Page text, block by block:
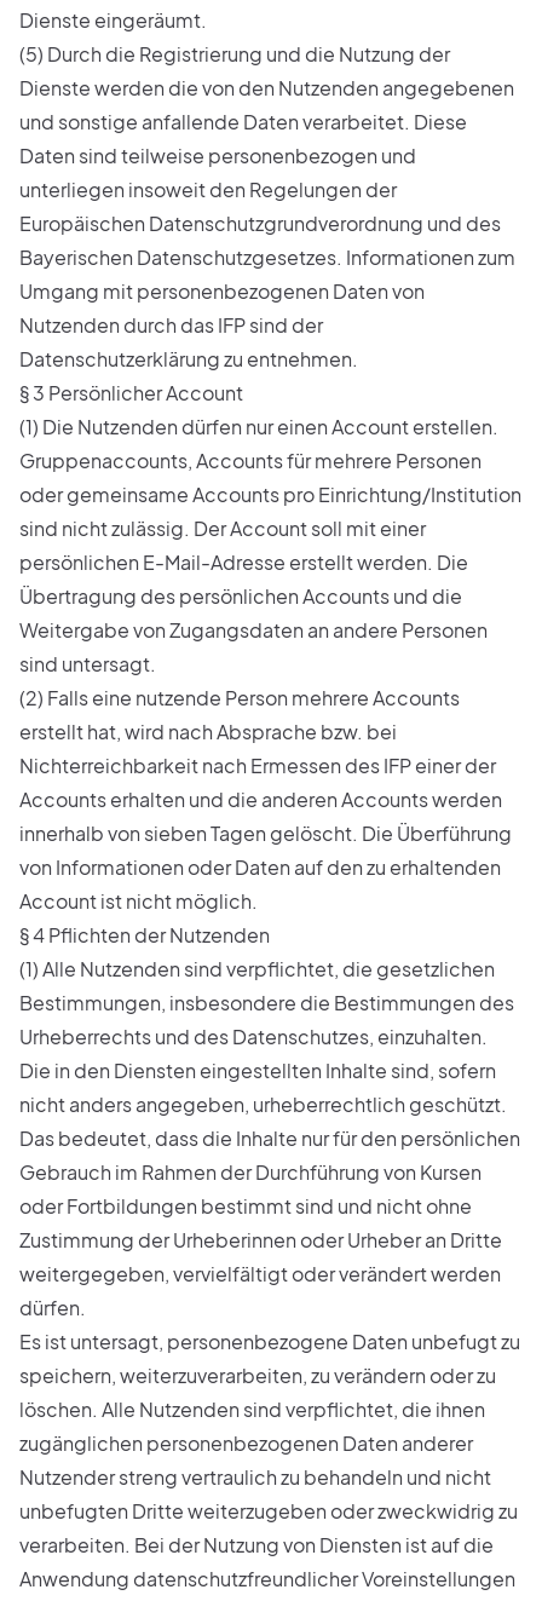
Dienste eingeräumt.
(5) Durch die Registrierung und die Nutzung der
Dienste werden die von den Nutzenden angegebenen
und sonstige anfallende Daten verarbeitet. Diese
Daten sind teilweise personenbezogen und
unterliegen insoweit den Regelungen der
Europäischen Datenschutzgrundverordnung und des
Bayerischen Datenschutzgesetzes. Informationen zum
Umgang mit personenbezogenen Daten von
Nutzenden durch das IFP sind der
Datenschutzerklärungzu entnehmen.
§ 3 Persönlicher Account
(1) Die Nutzenden dürfen nur einen Account erstellen.
Gruppenaccounts, Accounts für mehrere Personen
oder gemeinsame Accounts pro Einrichtung/Institution
sind nicht zulässig. Der Account soll mit einer
persönlichen E-Mail-Adresse erstellt werden. Die
Übertragung des persönlichen Accounts und die
Weitergabe von Zugangsdaten an andere Personen
sind untersagt.
(2) Falls eine nutzende Person mehrere Accounts
erstellt hat, wird nach Absprache bzw. bei
Nichterreichbarkeit nach Ermessen des IFP einer der
Accounts erhalten und die anderen Accounts werden
innerhalb von sieben Tagen gelöscht. Die Überführung
von Informationen oder Daten auf den zu erhaltenden
Account ist nicht möglich.
§ 4 Pflichten der Nutzenden
(1) Alle Nutzenden sind verpflichtet, die gesetzlichen
Bestimmungen, insbesondere die Bestimmungen des
Urheberrechts und des Datenschutzes, einzuhalten.
Die in den Diensten eingestellten Inhalte sind, sofern
nicht anders angegeben, urheberrechtlich geschützt.
Das bedeutet, dass die Inhalte nur für den persönlichen
Gebrauch im Rahmen der Durchführung von Kursen
oder Fortbildungen bestimmt sind und nicht ohne
Zustimmung der Urheberinnen oder Urheber an Dritte
weitergegeben, vervielfältigt oder verändert werden
dürfen.
Es ist untersagt, personenbezogene Daten unbefugt zu
speichern, weiterzuverarbeiten, zu verändern oder zu
löschen. Alle Nutzenden sind verpflichtet, die ihnen
zugänglichen personenbezogenen Daten anderer
Nutzender streng vertraulich zu behandeln und nicht
unbefugten Dritte weiterzugeben oder zweckwidrig zu
verarbeiten. Bei der Nutzung von Diensten ist auf die
Anwendung datenschutzfreundlicher Voreinstellungen